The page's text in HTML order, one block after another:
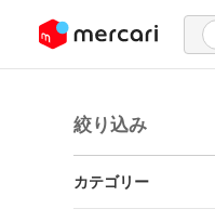
ツにスキップ
絞り込み
カテゴリー